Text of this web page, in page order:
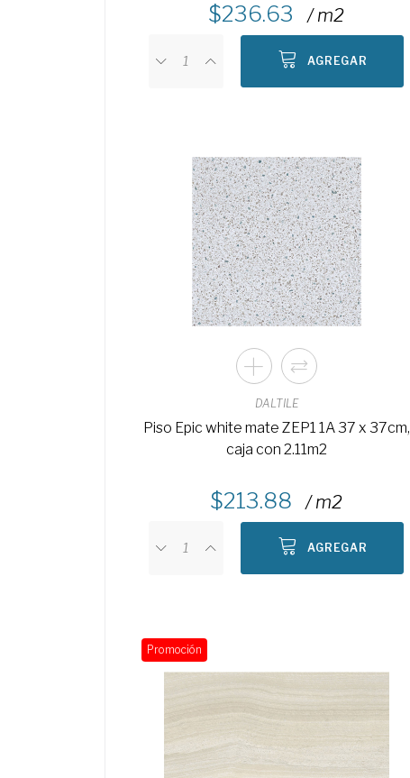
236.63 / m2
AGREGAR
DALTILE
Piso Epic white mate ZEP1 1A 37 x 37cm,
caja con 2.11m2
213.88 / m2
AGREGAR
Promoción